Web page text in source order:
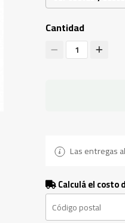
Cantidad
1
Las entregas
Calculá el costo